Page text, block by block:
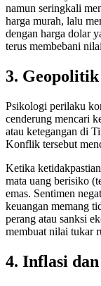
namun seringkali
harga murah, lalu
dengan harga dolar
terus membebani
3.
Psikologi perilaku
cenderung mencari
atau ketegangan di
Konflik tersebut
Ketika
mata uang berisiko
emas. Sentimen
keuangan memang
perang atau sanksi
membuat nilai tukar
4. Inflasi